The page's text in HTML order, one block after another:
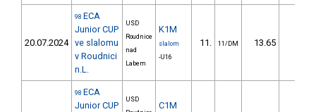
20.07.2024
98 ECA
Junior CUP
ve slalomu
v Roudnici
n.L.
USD
Roudnice
nad
Labem
K1M
slalom
-U16
11. 11/DM 13.65
98 ECA
Junior CUP
USD
C1M